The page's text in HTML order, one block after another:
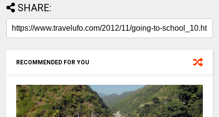
SHARE:
RECOMMENDED FOR YOU